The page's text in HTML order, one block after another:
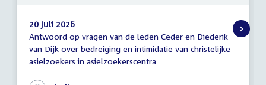
Antwoord
schriftelijke
vragen
20 juli 2026
Antwoord op vragen van de leden Ceder en Diederik
van Dijk over bedreiging en intimidatie van christelijke
asielzoekers in asielzoekerscentra